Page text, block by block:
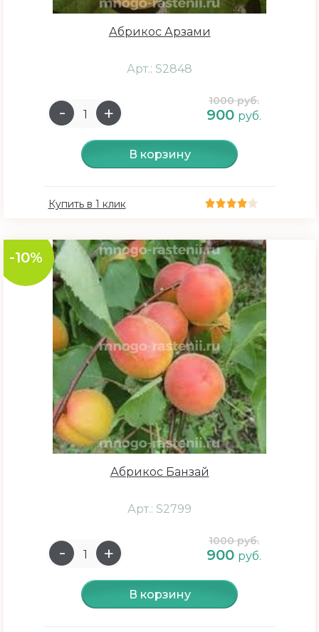
Абрикос Арзами
Арт.: S2848
1000 руб.
900 руб.
В корзину
Купить в 1 клик
-10%
Абрикос Банзай
Арт.: S2799
1000 руб.
900 руб.
В корзину